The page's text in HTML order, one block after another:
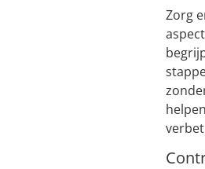
Zorg